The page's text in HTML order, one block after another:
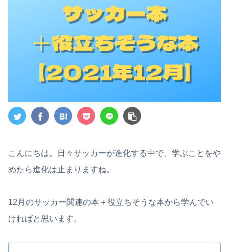
こんにちは。日々サッカーが進化する中で、学ぶことをや
めたら進化は止まりますね。
12月のサッカー関連の本＋役立ちそうな本から学んでい
ければと思います。